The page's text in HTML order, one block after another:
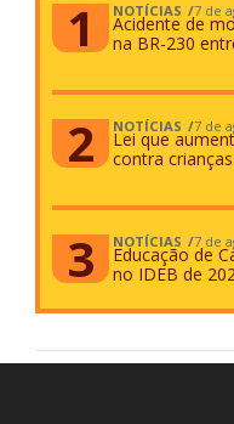
NOTÍCIAS 7 de
Acidente de
na BR-230
NOTÍCIAS 7 de
Lei que
contra
NOTÍCIAS 7 de
Educação de
no IDEB de